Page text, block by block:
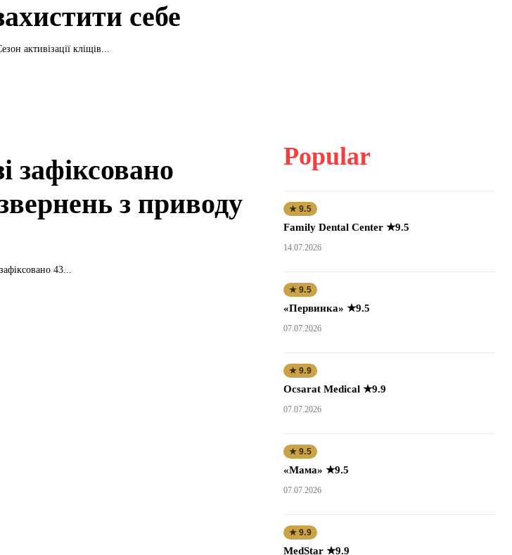
себе
активізації кліщів...
зафіксовано
з приводу
43...
Popular
★ 9.5
Family Dental Center ★9.5
14.07.2026
★ 9.5
«Первинка» ★9.5
07.07.2026
★ 9.9
Ocsarat Medical ★9.9
07.07.2026
★ 9.5
«Мама» ★9.5
07.07.2026
★ 9.9
MedStar ★9.9